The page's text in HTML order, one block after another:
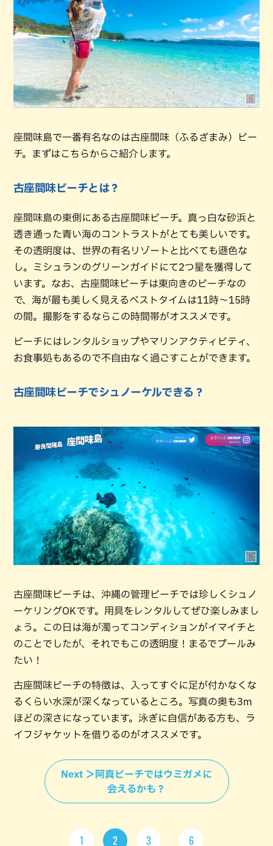
座間味島で一番有名なのは古座間味（ふるざまみ）ビー
チ。まずはこちらからご紹介します。
古座間味ビーチとは？
座間味島の東側にある古座間味ビーチ。真っ白な砂浜と
透き通った青い海のコントラストがとても美しいです。
その透明度は、世界の有名リゾートと比べても遜色な
し。ミシュランのグリーンガイドにて2つ星を獲得して
います。なお、古座間味ビーチは東向きのビーチなの
で、海が最も美しく見えるベストタイムは11時～15時
の間。撮影をするならこの時間帯がオススメです。
ビーチにはレンタルショップやマリンアクティビティ、
お食事処もあるので不自由なく過ごすことができます。
古座間味ビーチでシュノーケルできる？
古座間味ビーチは、沖縄の管理ビーチでは珍しくシュノ
ーケリングOKです。用具をレンタルしてぜひ楽しみまし
ょう。この日は海が濁ってコンディションがイマイチと
のことでしたが、それでもこの透明度！まるでプールみ
たい！
古座間味ビーチの特徴は、入ってすぐに足が付かなくな
るくらい水深が深くなっているところ。写真の奥も3m
ほどの深さになっています。泳ぎに自信がある方も、ラ
イフジャケットを借りるのがオススメです。
Next ＞阿真ビーチではウミガメに
会えるかも？
1 2 3 6